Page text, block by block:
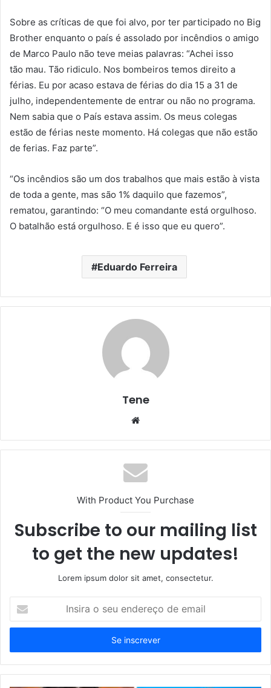
Sobre as críticas de que foi alvo, por ter participado no Big
Brother enquanto o país é assolado por incêndios o amigo
de Marco Paulo não teve meias palavras: “Achei isso
tão mau. Tão ridiculo. Nos bombeiros temos direito a
férias. Eu por acaso estava de férias do dia 15 a 31 de
julho, independentemente de entrar ou não no programa.
Nem sabia que o País estava assim. Os meus colegas
estão de férias neste momento. Há colegas que não estão
de ferias. Faz parte”.
“Os incêndios são um dos trabalhos que mais estão à vista
de toda a gente, mas são 1% daquilo que fazemos”,
rematou, garantindo: “O meu comandante está orgulhoso.
O batalhão está orgulhoso. E é isso que eu quero”.
Eduardo Ferreira
Tene
Website
With Product You Purchase
Subscribe to our mailing list
to get the new updates!
Lorem ipsum dolor sit amet, consectetur.
seu
de
email